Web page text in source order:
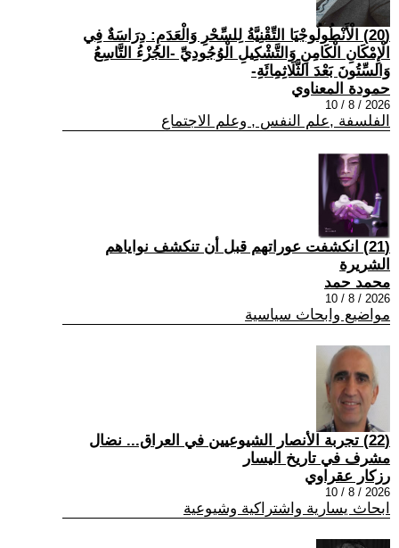
(20) الْأَنْطُولُوجْيَا التِّقْنِيَّةُ لِلسِّحْرِ وَالْعَدَمِ: دِرَاسَةٌ فِي
الْإِمْكَانِ الْكَامِنِ وَالتَّشْكِيلِ الْوُجُودِيِّ -الجُزْءُ التَّاسِعُ
وَالسِّتُونَ بَعْدَ الثَّلَاثِمِائَةِ-
حمودة المعناوي
2026 / 8 / 10
الفلسفة ,علم النفس , وعلم الاجتماع
(21) انكشفت عوراتهم قبل أن تنكشف نواياهم
الشريرة
محمد حمد
2026 / 8 / 10
مواضيع وابحاث سياسية
(22) تجربة الأنصار الشيوعيين في العراق... نضال
مشرف في تاريخ اليسار
رزكار عقراوي
2026 / 8 / 10
ابحاث يسارية واشتراكية وشيوعية